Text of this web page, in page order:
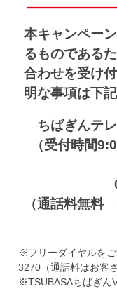
本キャンペー
るものであるた
合わせを受け
明な事項は下
ちばぎんテ
（受付時間
（通話料無料
※フリーダイヤルを
3270（通話料はお客
※TSUBASAちばぎん